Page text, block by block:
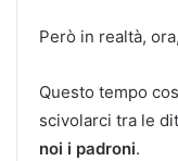
Però in realtà,
Questo tempo
scivolarci tra le
noi i padroni.